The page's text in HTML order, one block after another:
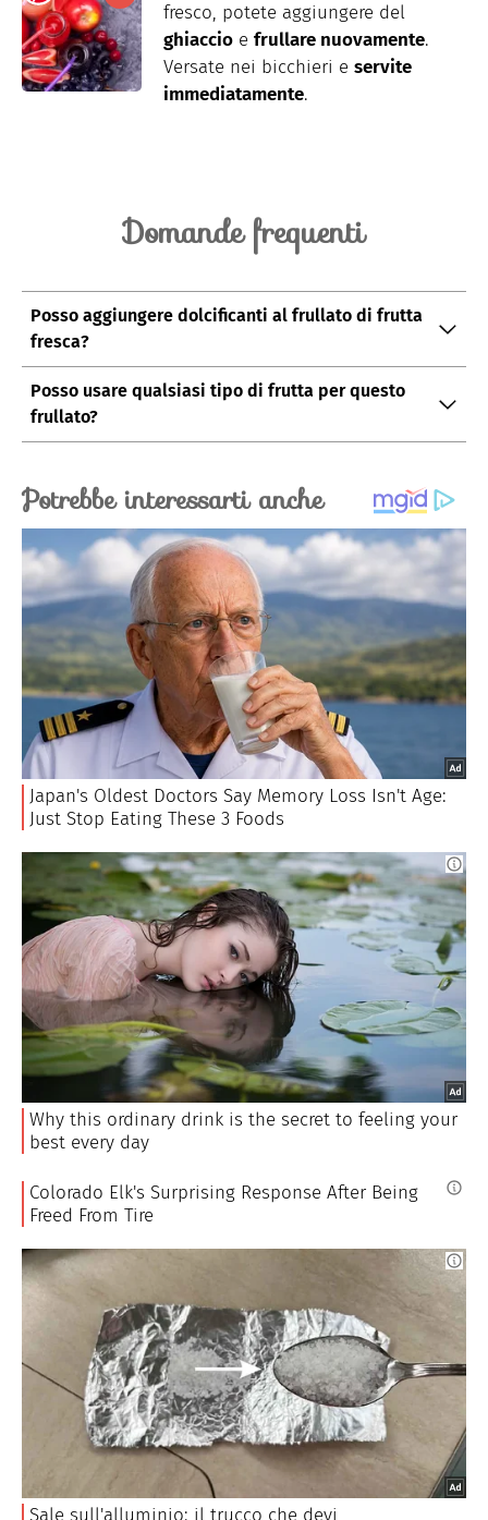
fresco, potete aggiungere del
ghiaccio e frullare nuovamente.
Versate nei bicchieri e servite
immediatamente.
Domande frequenti
Posso aggiungere dolcificanti al frullato di frutta
fresca?
Sì, se preferite un gusto più soft, potete aggiungere
dolcificanti naturali come il
o lo
sciroppo
Posso usare qualsiasi tipo di frutta per questo
frullato?
includono lefragole, imirtilli, l'ananas kiwi.